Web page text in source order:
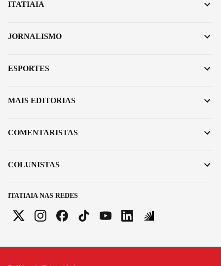
ITATIAIA NAS REDES
ITATIAIA
JORNALISMO
ESPORTES
MAIS EDITORIAS
COMENTARISTAS
COLUNISTAS